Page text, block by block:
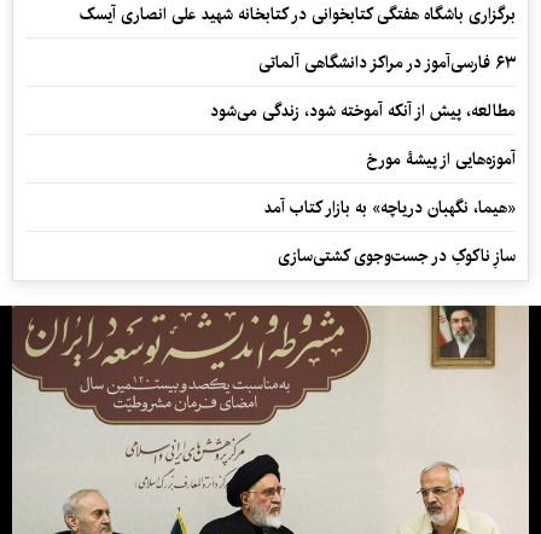
برگزاری باشگاه هفتگی کتابخوانی در کتابخانه شهید علی انصاری آیسک
۶۳ فارسی‌آموز در مراکز دانشگاهی آلماتی
مطالعه، پیش از آنکه آموخته شود، زندگی می‌شود
آموزه‌هایی از پیشۀ مورخ
«هیما، نگهبان دریاچه» به بازار کتاب آمد
سازِ ناکوکِ در جست‌وجوی کشتی‌سازی